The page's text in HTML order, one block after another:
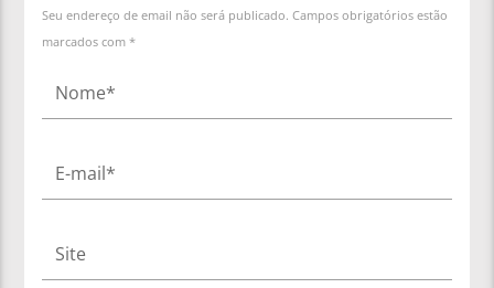
Seu endereço de email não será publicado. Campos obrigatórios estão
marcados com *